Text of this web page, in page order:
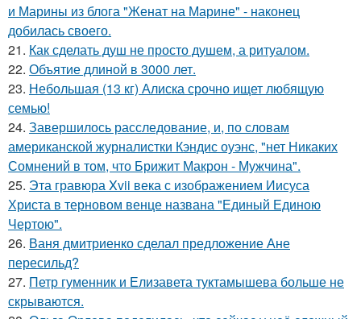
и Марины из блога "Женат на Марине" - наконец
добилась своего.
21. Как сделать душ не просто душем, а ритуалом.
22. Объятие длиной в 3000 лет.
23. Небольшая (13 кг) Алиска срочно ищет любящую
семью!
24. Завершилось расследование, и, по словам
американской журналистки Кэндис оуэнс, "нет Никаких
Сомнений в том, что Брижит Макрон - Мужчина".
25. Эта гравюра Xvii века с изображением Иисуса
Христа в терновом венце названа "Единый Единою
Чертою".
26. Ваня дмитриенко сделал предложение Ане
пересильд?
27. Петр гуменник и Елизавета туктамышева больше не
скрываются.